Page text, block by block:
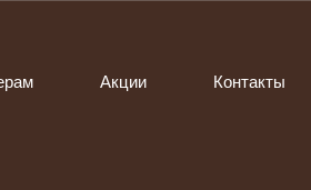
Акции Контакты